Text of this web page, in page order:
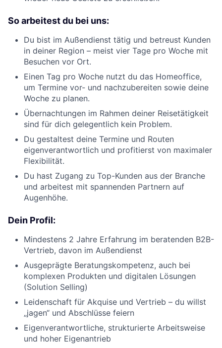
So arbeitest du bei uns:
Du bist im Außendienst tätig und betreust Kunden
in deiner Region – meist vier Tage pro Woche mit
Besuchen vor Ort.
Einen Tag pro Woche nutzt du das Homeoffice,
um Termine vor- und nachzubereiten sowie deine
Woche zu planen.
Übernachtungen im Rahmen deiner Reisetätigkeit
sind für dich gelegentlich kein Problem.
Du gestaltest deine Termine und Routen
eigenverantwortlich und profitierst von maximaler
Flexibilität.
Du hast Zugang zu Top-Kunden aus der Branche
und arbeitest mit spannenden Partnern auf
Augenhöhe.
Dein Profil:
Mindestens 2 Jahre Erfahrung im beratenden B2B-
Vertrieb, davon im Außendienst
Ausgeprägte Beratungskompetenz, auch bei
komplexen Produkten und digitalen Lösungen
(Solution Selling)
Leidenschaft für Akquise und Vertrieb – du willst
„jagen“ und Abschlüsse feiern
Eigenverantwortliche, strukturierte Arbeitsweise
und hoher Eigenantrieb